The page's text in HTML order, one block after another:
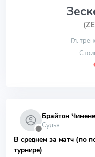
Гл.
⬤
Брайтон Чимене
Судья
В среднем за матч (по
турнире)